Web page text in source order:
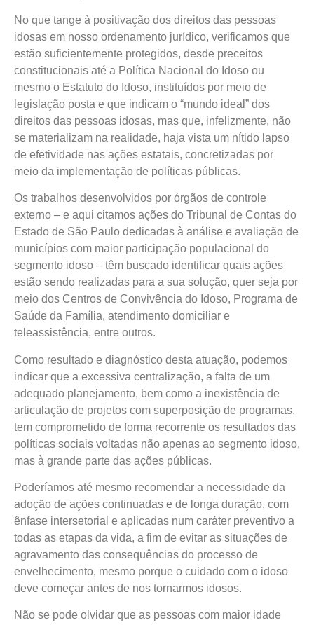
No que tange à positivação dos direitos das pessoas
idosas em nosso ordenamento jurídico, verificamos que
estão suficientemente protegidos, desde preceitos
constitucionais até a Política Nacional do Idoso ou
mesmo o Estatuto do Idoso, instituídos por meio de
legislação posta e que indicam o “mundo ideal” dos
direitos das pessoas idosas, mas que, infelizmente, não
se materializam na realidade, haja vista um nítido lapso
de efetividade nas ações estatais, concretizadas por
meio da implementação de políticas públicas.
Os trabalhos desenvolvidos por órgãos de controle
externo – e aqui citamos ações do Tribunal de Contas do
Estado de São Paulo dedicadas à análise e avaliação de
municípios com maior participação populacional do
segmento idoso – têm buscado identificar quais ações
estão sendo realizadas para a sua solução, quer seja por
meio dos Centros de Convivência do Idoso, Programa de
Saúde da Família, atendimento domiciliar e
teleassistência, entre outros.
Como resultado e diagnóstico desta atuação, podemos
indicar que a excessiva centralização, a falta de um
adequado planejamento, bem como a inexistência de
articulação de projetos com superposição de programas,
tem comprometido de forma recorrente os resultados das
políticas sociais voltadas não apenas ao segmento idoso,
mas à grande parte das ações públicas.
Poderíamos até mesmo recomendar a necessidade da
adoção de ações continuadas e de longa duração, com
ênfase intersetorial e aplicadas num caráter preventivo a
todas as etapas da vida, a fim de evitar as situações de
agravamento das consequências do processo de
envelhecimento, mesmo porque o cuidado com o idoso
deve começar antes de nos tornarmos idosos.
Não se pode olvidar que as pessoas com maior idade